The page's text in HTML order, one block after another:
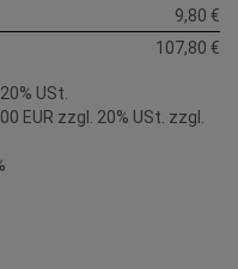
9,80 €
107,80 €
USt.
EUR zzgl. 20% USt. zzgl.